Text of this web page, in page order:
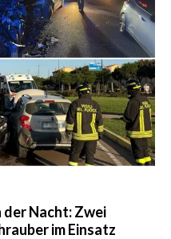
Nacht: Zwei
im Einsatz